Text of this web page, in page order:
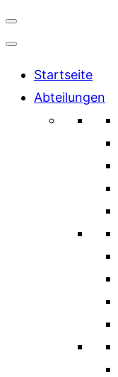
Startseite
Abteilungen